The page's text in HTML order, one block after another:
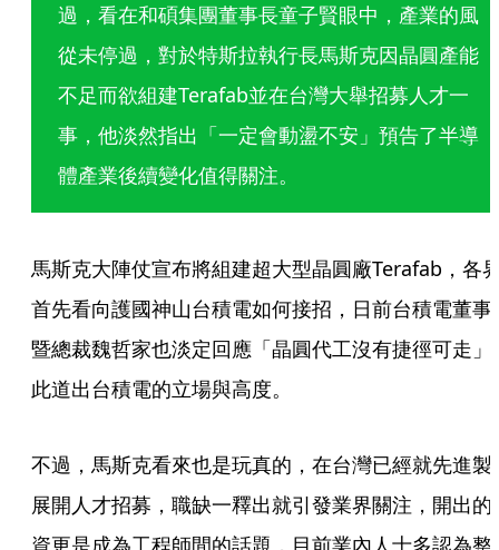
過，看在和碩集團董事長童子賢眼中，產業的風
從未停過，對於特斯拉執行長馬斯克因晶圓產能
不足而欲組建Terafab並在台灣大舉招募人才一
事，他淡然指出「一定會動盪不安」預告了半導
體產業後續變化值得關注。
馬斯克大陣仗宣布將組建超大型晶圓廠Terafab，各
首先看向護國神山台積電如何接招，日前台積電董事
暨總裁魏哲家也淡定回應「晶圓代工沒有捷徑可走」
此道出台積電的立場與高度。
不過，馬斯克看來也是玩真的，在台灣已經就先進製
展開人才招募，職缺一釋出就引發業界關注，開出的
資更是成為工程師間的話題，目前業內人士多認為整